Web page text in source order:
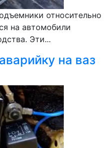
относительно
на автомобили
Эти...
на ваз